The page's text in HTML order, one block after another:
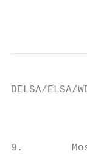
DELSA/ELSA/
9.